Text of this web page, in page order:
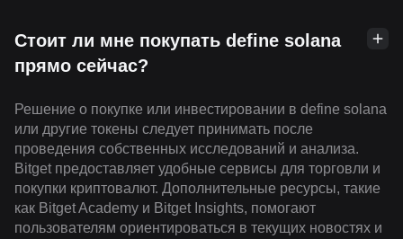
Стоит ли мне покупать define solana
прямо сейчас?
Решение о покупке или инвестировании в define solana
или другие токены следует принимать после
проведения собственных исследований и анализа.
Bitget предоставляет удобные сервисы для торговли и
покупки криптовалют. Дополнительные ресурсы, такие
как Bitget Academy и Bitget Insights, помогают
пользователям ориентироваться в текущих новостях и